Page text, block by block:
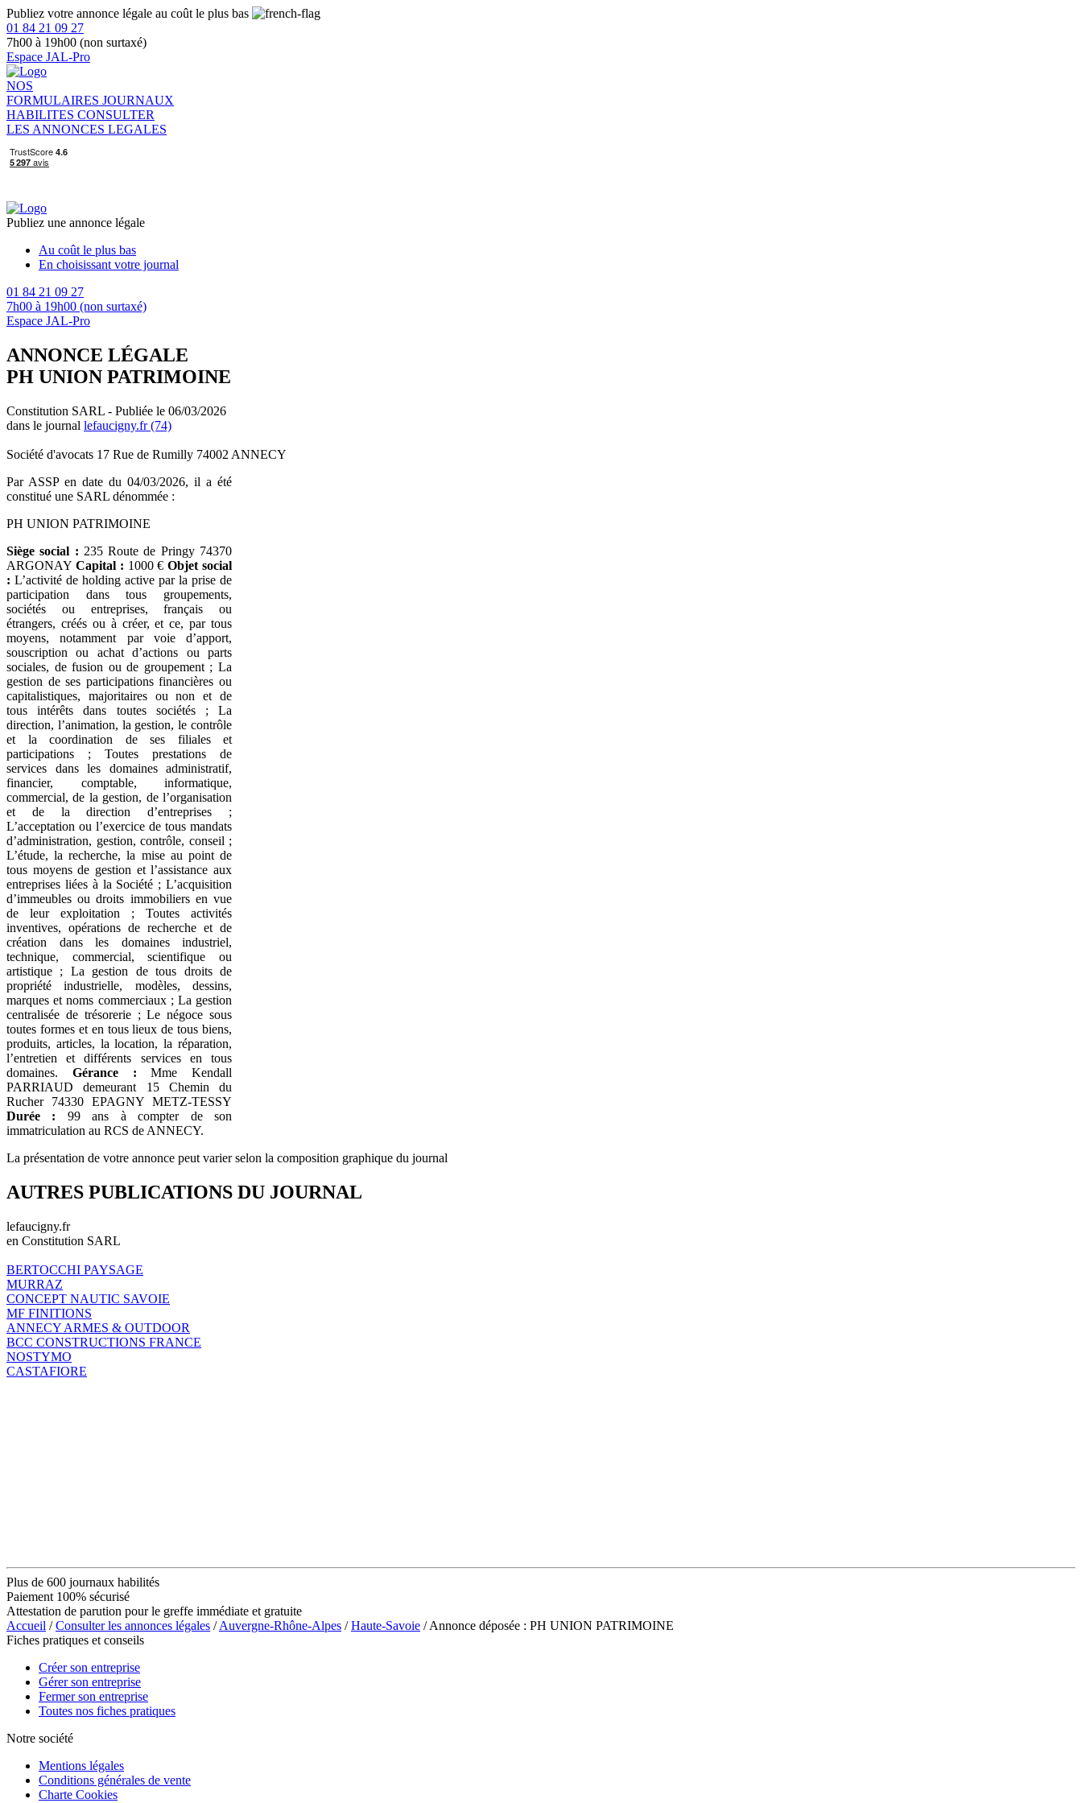
Publiez votre annonce légale au coût le plus bas
01 84 21 09 27
7h00 à 19h00 (non surtaxé)
Espace JAL-Pro
NOS
FORMULAIRES JOURNAUX
HABILITES CONSULTER
LES ANNONCES LEGALES
Publiez une annonce légale
Au coût le plus bas
En choisissant votre journal
01 84 21 09 27
7h00 à 19h00 (non surtaxé)
Espace JAL-Pro
ANNONCE LÉGALE
PH UNION PATRIMOINE
Constitution SARL - Publiée le 06/03/2026
dans le journal lefaucigny.fr (74)
Société d'avocats 17 Rue de Rumilly 74002 ANNECY
Par ASSP en date du 04/03/2026, il a été
constitué une SARL dénommée :
PH UNION PATRIMOINE
Siège social : 235 Route de Pringy 74370
ARGONAY Capital : 1000 €Objet social
: L’activité de holding active par la prise de
participation dans tous groupements,
sociétés ou entreprises, français ou
étrangers, créés ou à créer, et ce, par tous
moyens, notamment par voie d’apport,
souscription ou achat d’actions ou parts
sociales, de fusion ou de groupement ; La
gestion de ses participations financières ou
capitalistiques, majoritaires ou non et de
tous intérêts dans toutes sociétés ; La
direction, l’animation, la gestion, le contrôle
et la coordination de ses filiales et
participations ; Toutes prestations de
services dans les domaines administratif,
financier, comptable, informatique,
commercial, de la gestion, de l’organisation
et de la direction d’entreprises ;
L’acceptation ou l’exercice de tous mandats
d’administration, gestion, contrôle, conseil ;
L’étude, la recherche, la mise au point de
tous moyens de gestion et l’assistance aux
entreprises liées à la Société ; L’acquisition
d’immeubles ou droits immobiliers en vue
de leur exploitation ; Toutes activités
inventives, opérations de recherche et de
création dans les domaines industriel,
technique, commercial, scientifique ou
artistique ; La gestion de tous droits de
propriété industrielle, modèles, dessins,
marques et noms commerciaux ; La gestion
centralisée de trésorerie ; Le négoce sous
toutes formes et en tous lieux de tous biens,
produits, articles, la location, la réparation,
l’entretien et différents services en tous
domaines. Gérance : Mme Kendall
PARRIAUD demeurant 15 Chemin du
Rucher 74330 EPAGNY METZ-TESSY
Durée : 99 ans à compter de son
immatriculation au RCS de ANNECY.
La présentation de votre annonce peut varier selon la composition graphique du journal
AUTRES PUBLICATIONS DU JOURNAL
lefaucigny.fr
en Constitution SARL
BERTOCCHI PAYSAGE
MURRAZ
CONCEPT NAUTIC SAVOIE
MF FINITIONS
ANNECY ARMES & OUTDOOR
BCC CONSTRUCTIONS FRANCE
NOSTYMO
CASTAFIORE
Plus de 600 journaux habilités
Paiement 100% sécurisé
Attestation de parution pour le greffe immédiate et gratuite
Accueil /Consulter les annonces légales /Auvergne-Rhône-Alpes /Haute-Savoie / Annonce déposée : PH UNION PATRIMOINE
Fiches pratiques et conseils
Créer son entreprise
Gérer son entreprise
Fermer son entreprise
Toutes nos fiches pratiques
Notre société
Mentions légales
Conditions générales de vente
Charte Cookies